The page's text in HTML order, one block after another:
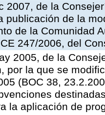
2007, de la
publicación de la
de la Comunidad
247/2006, del
2005, de la
por la que se
(BOC 38,
la aplicación de